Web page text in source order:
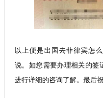
以上便是出国去菲律宾怎
说。如您需要办理相关的签
进行详细的咨询了解。最后